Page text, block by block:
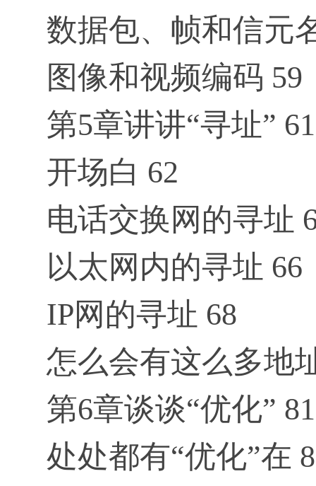
数据包、帧和信元
图像和视频编码 59
第5章讲讲“寻址” 61
开场白 62
电话交换网的寻址
以太网内的寻址 66
IP网的寻址 68
怎么会有这么多地
第6章谈谈“优化” 81
处处都有“优化”在